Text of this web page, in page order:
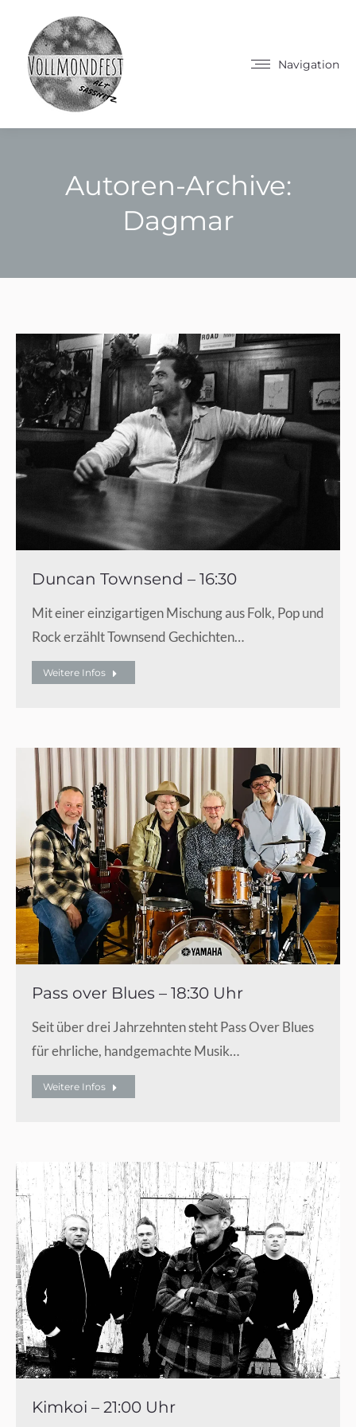
Navigation
Autoren-Archive:
Dagmar
Duncan Townsend – 16:30
Mit einer einzigartigen Mischung aus Folk, Pop und
Rock erzählt Townsend Gechichten…
Weitere Infos
Pass over Blues – 18:30 Uhr
Seit über drei Jahrzehnten steht Pass Over Blues
für ehrliche, handgemachte Musik…
Weitere Infos
Kimkoi – 21:00 Uhr